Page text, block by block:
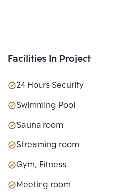
Facilities In Project
24 Hours Security
Swimming Pool
Sauna room
Streaming room
Gym, Fitness
Meeting room